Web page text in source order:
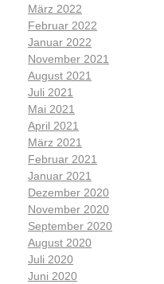
März 2022
Februar 2022
Januar 2022
November 2021
August 2021
Juli 2021
Mai 2021
April 2021
März 2021
Februar 2021
Januar 2021
Dezember 2020
November 2020
September 2020
August 2020
Juli 2020
Juni 2020